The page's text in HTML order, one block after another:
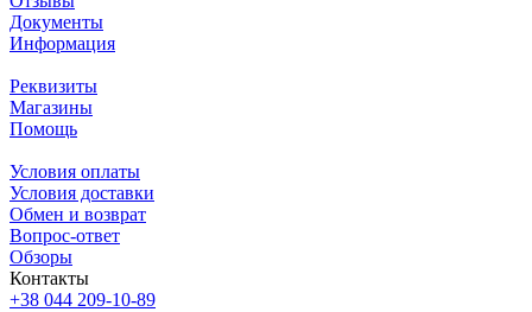
Документы
Информация
Реквизиты
Магазины
Помощь
Условия оплаты
Условия доставки
Обмен и возврат
Вопрос-ответ
Обзоры
Контакты
+38 044 209-10-89